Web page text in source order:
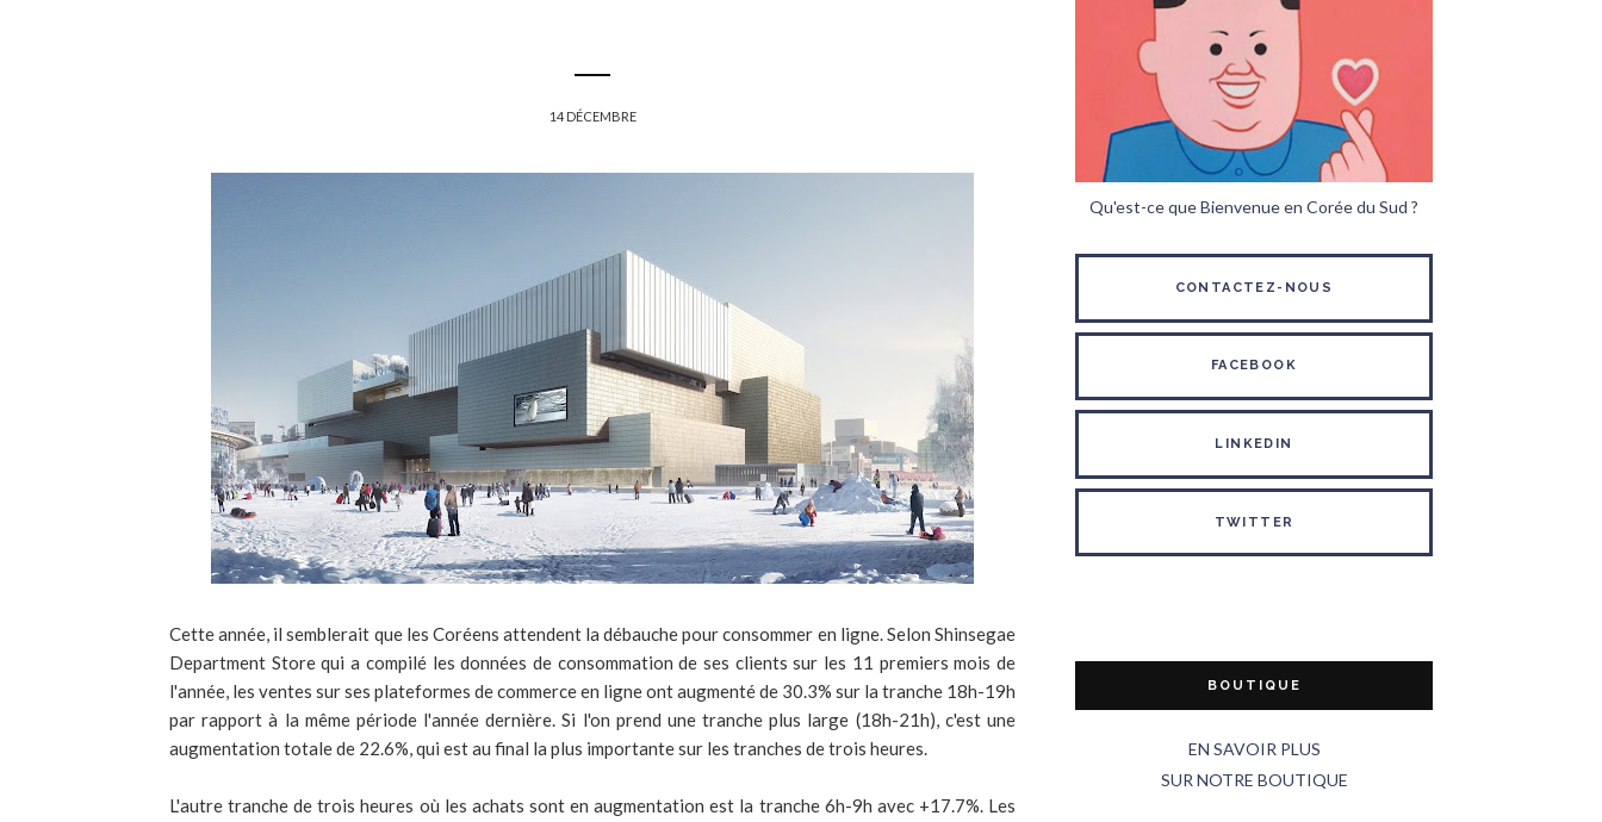
14 DÉCEMBRE
Cette année, il semblerait que les Coréens attendent la débauche pour consommer en ligne. Selon Shinsegae
Department Store qui a compilé les données de consommation de ses clients sur les 11 premiers mois de
l'année, les ventes sur ses plateformes de commerce en ligne ont augmenté de 30.3% sur la tranche 18h-19h
par rapport à la même période l'année dernière. Si l'on prend une tranche plus large (18h-21h), c'est une
augmentation totale de 22.6%, qui est au final la plus importante sur les tranches de trois heures.
L'autre tranche de trois heures où les achats sont en augmentation est la tranche 6h-9h avec +17.7%. Les
Qu'est-ce que Bienvenue en Corée du Sud ?
CONTACTEZ-NOUS
FACEBOOK
LINKEDIN
TWITTER
BOUTIQUE
EN SAVOIR PLUS
SUR NOTRE BOUTIQUE